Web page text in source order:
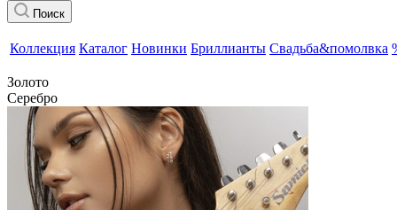
Поиск
Коллекция Каталог Новинки Бриллианты Свадьба&помолвка
Золото
Серебро